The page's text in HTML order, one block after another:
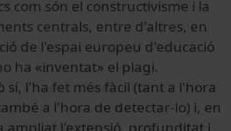
com són el constructivisme i la
centrals, entre d'altres, en
de l'espai europeu d'educació
ha «inventat» el plagi.
sí, l'ha fet més fàcil (tant a l'hora
a l'hora de detectar-lo) i, en
ampliat l'extensió, profunditat i